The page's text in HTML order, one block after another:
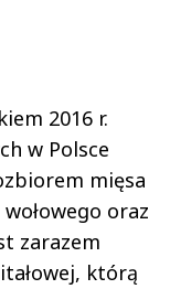
2016 r.
w Polsce
mięsa
oraz
zarazem
którą